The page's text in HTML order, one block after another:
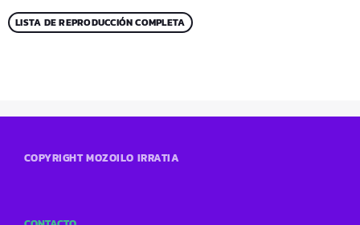
LISTA DE REPRODUCCIÓN COMPLETA
COPYRIGHT MOZOILO IRRATIA